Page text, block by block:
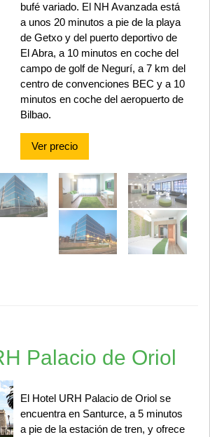
bufé variado. El NH Avanzada está
a unos 20 minutos a pie de la playa
de Getxo y del puerto deportivo de
El Abra, a 10 minutos en coche del
campo de golf de Negurí, a 7 km del
centro de convenciones BEC y a 10
minutos en coche del aeropuerto de
Bilbao.
Ver precio
Palacio de Oriol
El Hotel URH Palacio de Oriol se
encuentra en Santurce, a 5 minutos
a pie de la estación de tren, y ofrece